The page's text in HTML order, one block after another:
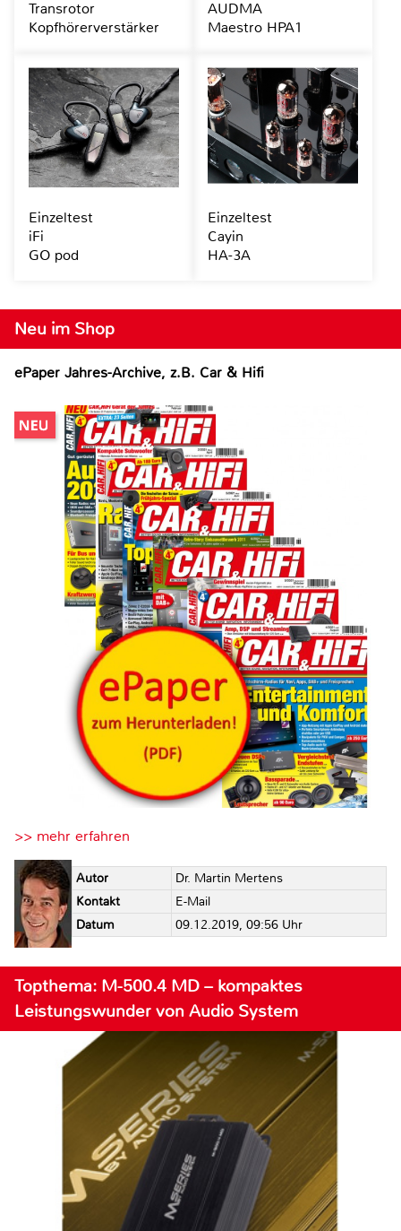
Neu im Shop
ePaper Jahres-Archive, z.B. Car & Hifi
>> mehr erfahren
Autor
Dr. Martin Mertens
Kontakt
E-Mail
Datum
09.12.2019, 09:56 Uhr
Topthema: M-500.4 MD – kompaktes
Leistungswunder von Audio System
Transrotor
Kopfhörerverstärker
AUDMA
Maestro HPA1
Einzeltest
iFi
GO pod
Einzeltest
Cayin
HA-3A